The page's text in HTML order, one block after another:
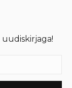
uudiskirjaga!